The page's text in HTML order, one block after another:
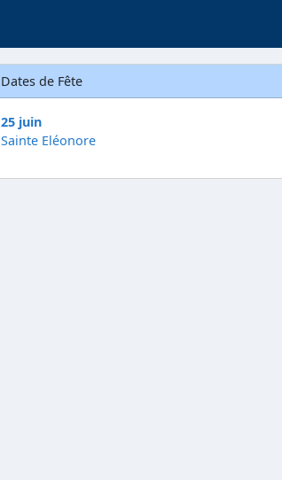
Dates de Fête
25 juin
Sainte Eléonore